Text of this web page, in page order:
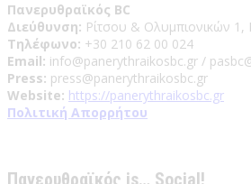
Πανερυθραϊκός BC
Διεύθυνση: Ρίτσου & Ολυμπιονικών 1,
Τηλέφωνο: +30 210 62 00 024
Email: info@panerythraikosbc.gr /
Press: press@panerythraikosbc.gr
Website: https://panerythraikosbc.gr
Πολιτική Απορρήτου
Πανερυθραϊκός is… Social!